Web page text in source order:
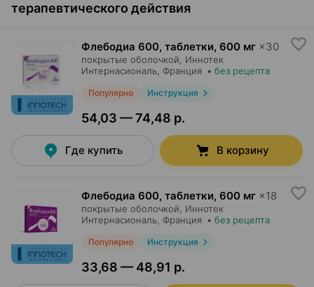
терапевтического действия
Флебодиа 600, таблетки, 600 мг ×30
покрытые оболочкой,
Иннотек
Интернасиональ , Франция • без рецепта
Популярно Инструкция
54,03 — 74,48 р.
Где купить В корзину
Флебодиа 600, таблетки, 600 мг ×18
покрытые оболочкой,
Иннотек
Интернасиональ , Франция • без рецепта
Популярно Инструкция
33,68 — 48,91 р.